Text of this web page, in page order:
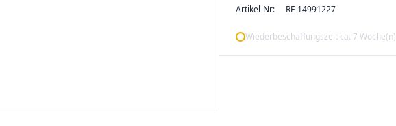
Artikel-Nr: RF-14991227
Wiederbeschaffungszeit ca. 7 Woche(n)